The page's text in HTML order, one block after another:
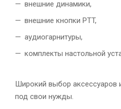
внешние динамики,
внешние кнопки PTT,
аудиогарнитуры,
комплекты настольной
Широкий выбор аксессуаров
под свои нужды.